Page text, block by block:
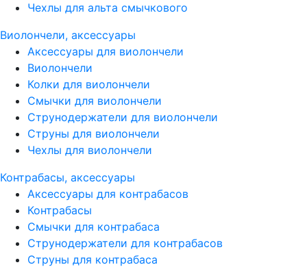
Чехлы для альта смычкового
Виолончели, аксессуары
Аксессуары для виолончели
Виолончели
Колки для виолончели
Смычки для виолончели
Струнодержатели для виолончели
Струны для виолончели
Чехлы для виолончели
Контрабасы, аксессуары
Аксессуары для контрабасов
Контрабасы
Смычки для контрабаса
Струнодержатели для контрабасов
Струны для контрабаса